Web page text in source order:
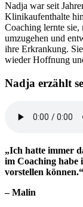
Nadja war seit
Klinikaufenthalte
Coaching lernte
umzugehen und
ihre Erkrankung.
wieder Hoffnung
Nadja erzählt
„Ich hatte immer
im Coaching habe
vorstellen können.“
– Malin